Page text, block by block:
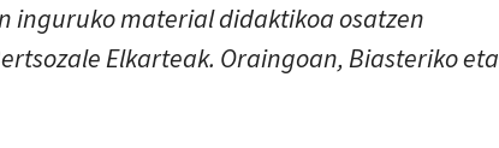
inguruko material didaktikoa osatzen
Elkarteak. Oraingoan, Biasteriko eta